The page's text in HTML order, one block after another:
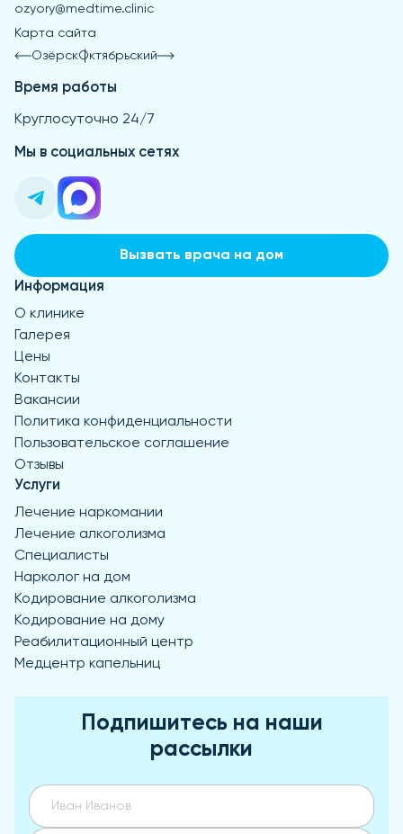
ozyory@medtime.clinic
Карта сайта
ОзёрскОктябрьский
Время работы
Круглосуточно 24/7
Мы в социальных сетях
Вызвать врача на дом
Информация
О клинике
Галерея
Цены
Контакты
Вакансии
Политика конфиденциальности
Пользовательское соглашение
Отзывы
Услуги
Лечение наркомании
Лечение алкоголизма
Специалисты
Нарколог на дом
Кодирование алкоголизма
Кодирование на дому
Реабилитационный центр
Медцентр капельниц
Подпишитесь на наши
рассылки